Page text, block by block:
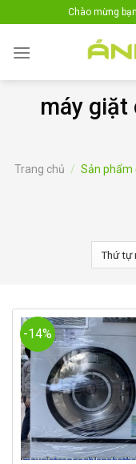
to
content
Chào mừng
máy giặt
Trang chủ / Sản phẩm
-14%